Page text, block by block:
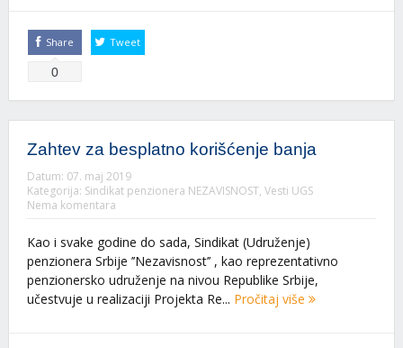
Share
0
Tweet
Zahtev za besplatno korišćenje banja
Datum: 07. maj 2019
Kategorija: Sindikat penzionera NEZAVISNOST, Vesti UGS
Nema komentara
Kao i svake godine do sada, Sindikat (Udruženje)
penzionera Srbije ’’Nezavisnost’’ , kao reprezentativno
penzionersko udruženje na nivou Republike Srbije,
učestvuje u realizaciji Projekta Re... Pročitaj više